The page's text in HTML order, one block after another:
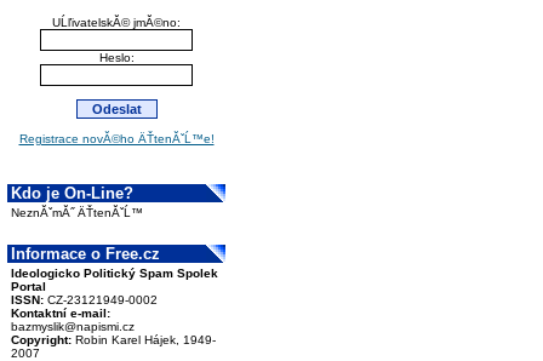
UĹľivatelskĂ© jmĂ©no:
Heslo:
Registrace novĂ©ho ÄŤtenĂˇĹ™e!
Kdo je On-Line?
NeznĂˇmĂ˝ ÄŤtenĂˇĹ™
Informace o Free.cz
Ideologicko Politický Spam Spolek
Portal
ISSN: CZ-23121949-0002
Kontaktní e-mail:
bazmyslik@napismi.cz
Copyright: Robin Karel Hájek, 1949-
2007